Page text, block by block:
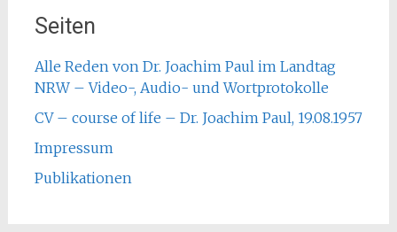
Seiten
Alle Reden von Dr. Joachim Paul im Landtag
NRW – Video-, Audio- und Wortprotokolle
CV – course of life – Dr. Joachim Paul, 19.08.1957
Impressum
Publikationen